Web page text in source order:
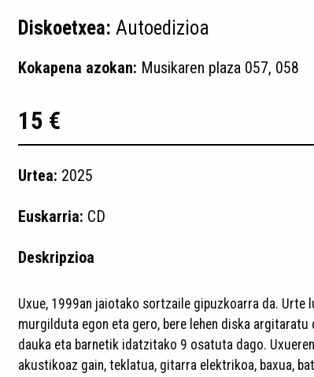
Diskoetxea: Autoedizioa
Kokapena azokan: Musikaren plaza 057, 058
15 €
Urtea: 2025
Euskarria: CD
Deskripzioa
Uxue, 1999an jaiotako sortzaile gipuzkoarra da. Urte
murgilduta egon eta gero, bere lehen diska argitaratu
dauka eta barnetik idatzitako 9 osatuta dago.
akustikoaz gain, teklatua, gitarra elektrikoa, baxua,